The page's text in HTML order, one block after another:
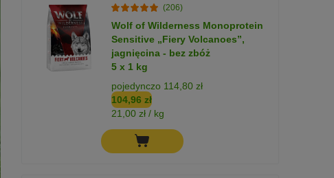
(206)
Wolf of Wilderness Monoprotein
Sensitive „Fiery Volcanoes”,
jagnięcina - bez zbóż
5 x 1 kg
pojedynczo 114,80 zł
104,96 zł
21,00 zł / kg